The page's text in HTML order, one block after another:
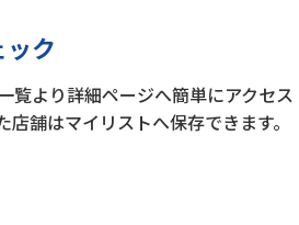
ク
覧より詳細ページへ簡単にアクセス
店舗はマイリストへ保存できます。